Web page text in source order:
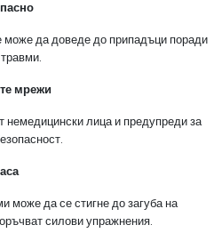
може да доведе до припадъци поради
мрежи
немедицински лица и предупреди за
може да се стигне до загуба на
силови упражнения.